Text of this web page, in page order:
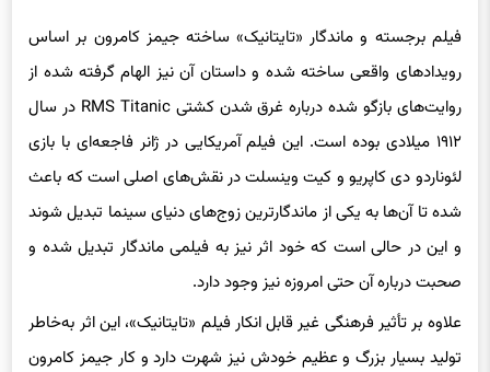
فیلم برجسته و ماندگار «تایتانیک» ساخته جیمز کامرون بر اساس
رویدادهای واقعی ساخته شده و داستان آن نیز الهام گرفته شده از
روایت‌های بازگو شده درباره غرق شدن کشتی RMS Titanic در سال
۱۹۱۲ میلادی بوده است. این فیلم آمریکایی در ژانر فاجعه‌ای با بازی
لئوناردو دی کاپریو و کیت وینسلت در نقش‌های اصلی است که باعث
شده تا آن‌ها به یکی از ماندگارترین زوج‌های دنیای سینما تبدیل شوند
و این در حالی است که خود اثر نیز به فیلمی ماندگار تبدیل شده و
صحبت درباره آن حتی امروزه نیز وجود دارد.
علاوه بر تأثیر فرهنگی غیر قابل انکار فیلم «تایتانیک»، این اثر به‌خاطر
تولید بسیار بزرگ و عظیم خودش نیز شهرت دارد و کار جیمز کامرون